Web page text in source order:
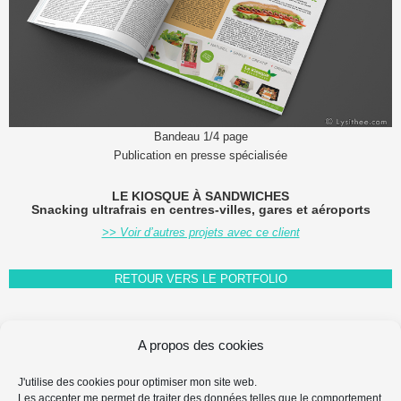
A propos des cookies
J'utilise des cookies pour optimiser mon site web.
Les accepter me permet de traiter des données telles que le comportement
Bandeau 1/4 page
Publication en presse spécialisée
LE KIOSQUE À SANDWICHES
Snacking ultrafrais en centres-villes, gares et aéroports
>> Voir d’autres projets avec ce client
RETOUR VERS LE PORTFOLIO
MENTIONS LÉGALES & PROPRIÉTÉ INTELLECTUELLE